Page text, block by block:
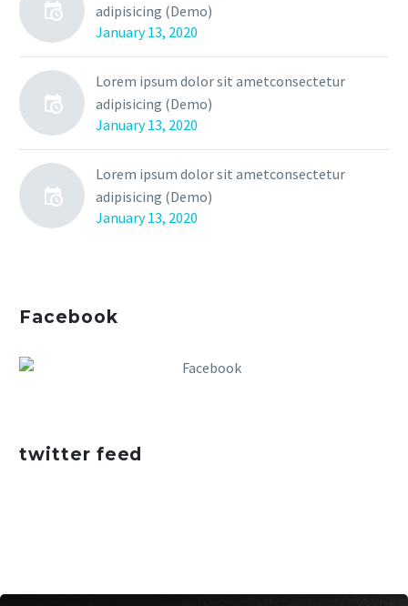
adipisicing (Demo)
January 13, 2020
Lorem ipsum dolor sit ametconsectetur
adipisicing (Demo)
January 13, 2020
Lorem ipsum dolor sit ametconsectetur
adipisicing (Demo)
January 13, 2020
Facebook
twitter feed